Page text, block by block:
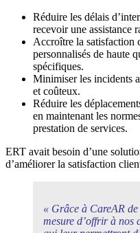
Réduire les délais
recevoir une assistance
Accroître la satisfaction
personnalisés de haute
spécifiques.
Minimiser les incidents
et coûteux.
Réduire les
en maintenant les
prestation de services.
ERT avait besoin d’une
d’améliorer la satisfaction
« Grâce à CareAR
mesure d’offrir à nos